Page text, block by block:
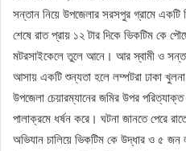
সন্তান নিয়ে উপজেলার সরসপুর গ্রামে একটি
শেষে রাত প্রায় ১২ টার দিকে ভিকটিম কে
মটরসাইকেলে তুলে আনে। আর স্বামী ও
আসায় একটি শুন্যতা হলে লম্পটরা ঢাকা
উপজেলা চেয়ারম্যানের জমির উপর
পালাক্রমে ধর্ষন করে। ঘটনা জানতে পেরে
অভিযান চালিয়ে ভিকটিম কে উদ্ধার ও ৫